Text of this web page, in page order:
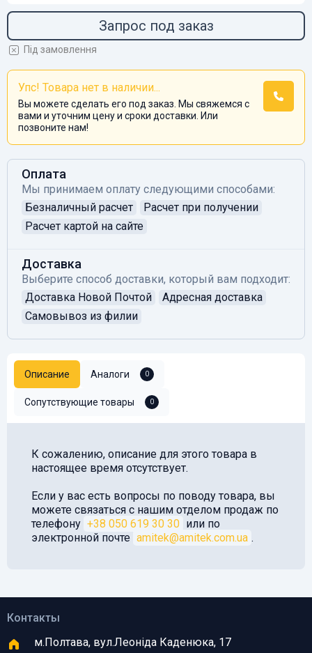
Запрос под заказ
Під замовлення
Упс! Товара нет в наличии...
Вы можете сделать его под заказ. Мы свяжемся с
вами и уточним цену и сроки доставки. Или
позвоните нам!
Оплата
Мы принимаем оплату следующими способами:
Безналичный расчет
Расчет при получении
Расчет картой на сайте
Доставка
Выберите способ доставки, который вам подходит:
Доставка Новой Почтой
Адресная доставка
Самовывоз из филии
Описание Аналоги 0
Сопутствующие товары 0
К сожалению, описание для этого товара в
настоящее время отсутствует.
Если у вас есть вопросы по поводу товара, вы
можете связаться с нашим отделом продаж по
телефону +38 050 619 30 30 или по
электронной почте amitek@amitek.com.ua .
Контакты
м.Полтава, вул.Леоніда Каденюка, 17